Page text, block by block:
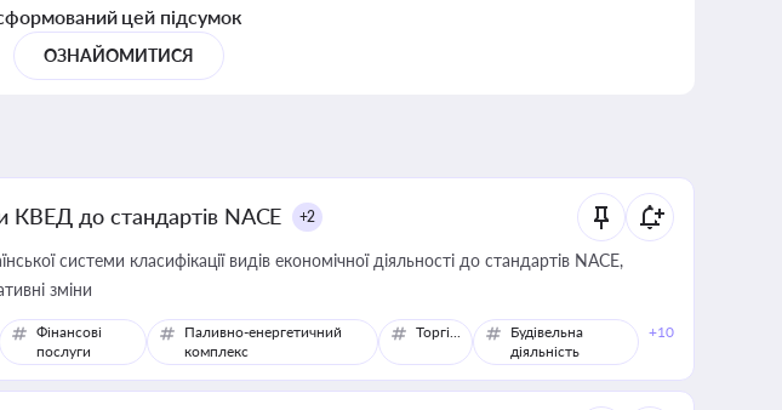
цей підсумок
ОЗНАЙОМИТИСЯ
КВЕД до стандартів NACE +2
системи класифікації видів економічної діяльності до стандартів NACE,
зміни
Фінансові
послуги
Паливно-енергетичний
комплекс
Торгівля
Будівельна
діяльність
+10